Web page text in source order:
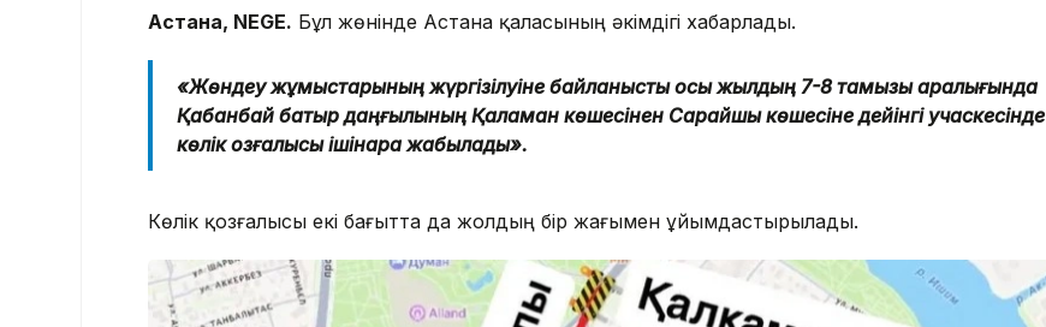
Астана, NEGE. Бұл жөнінде Астана қаласының әкімдігі хабарлады.
«Жөндеу жұмыстарының жүргізілуіне байланысты осы жылдың 7-8 тамызы аралығында
Қабанбай батыр даңғылының Қалқаман көшесінен Сарайшық көшесіне дейінгі учаскесінде
көлік қозғалысы ішінара жабылады».
Көлік қозғалысы екі бағытта да жолдың бір жағымен ұйымдастырылады.